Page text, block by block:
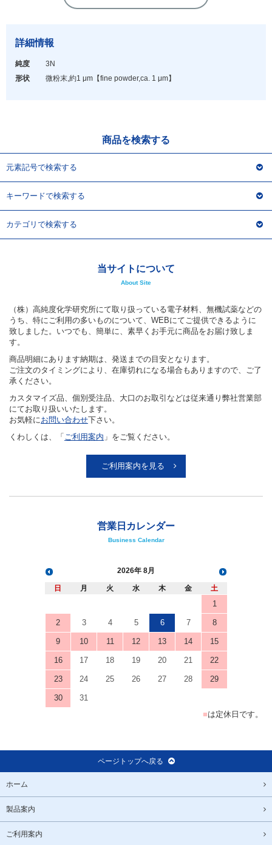
詳細情報
純度
3N
形状
微粉末,約1 μm 【fine powder,ca. 1 μm】
商品を検索する
元素記号で検索する
キーワードで検索する
カテゴリで検索する
当サイトについて
About Site
（株）高純度化学研究所にて取り扱っている電子材料、無機試薬などの
うち、特にご利用の多いものについて、WEBにてご提供できるように
致しました。いつでも、簡単に、素早くお手元に商品をお届け致しま
す。
商品明細にあります納期は、発送までの目安となります。
ご注文のタイミングにより、在庫切れになる場合もありますので、ご了
承ください。
カスタマイズ品、個別受注品、大口のお取引などは従来通り弊社営業部
にてお取り扱いいたします。
お気軽にお問い合わせ下さい。
くわしくは、「 ご利用案内 」をご覧ください。
ご利用案内を見る
営業日カレンダー
Business Calendar
2026 8月
日 月 火 水 木 金 土
1
2 3 4 5 6 7 8
9 10 11 12 13 14 15
16 17 18 19 20 21 22
23 24 25 26 27 28 29
30
31
■は定休日です。
ページトップへ戻る
ホーム
製品案内
ご利用案内